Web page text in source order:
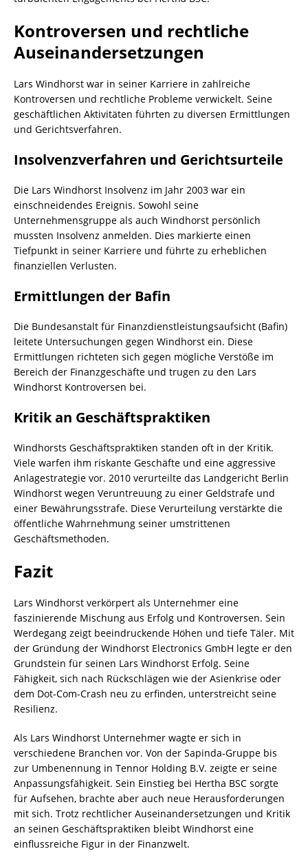
Kontroversen und rechtliche
Auseinandersetzungen
Lars Windhorst war in seiner Karriere in zahlreiche
Kontroversen und rechtliche Probleme verwickelt. Seine
geschäftlichen Aktivitäten führten zu diversen Ermittlungen
und Gerichtsverfahren.
Insolvenzverfahren und Gerichtsurteile
Die Lars Windhorst Insolvenz im Jahr 2003 war ein
einschneidendes Ereignis. Sowohl seine
Unternehmensgruppe als auch Windhorst persönlich
mussten Insolvenz anmelden. Dies markierte einen
Tiefpunkt in seiner Karriere und führte zu erheblichen
finanziellen Verlusten.
Ermittlungen der Bafin
Die Bundesanstalt für Finanzdienstleistungsaufsicht (Bafin)
leitete Untersuchungen gegen Windhorst ein. Diese
Ermittlungen richteten sich gegen mögliche Verstöße im
Bereich der Finanzgeschäfte und trugen zu den Lars
Windhorst Kontroversen bei.
Kritik an Geschäftspraktiken
Windhorsts Geschäftspraktiken standen oft in der Kritik.
Viele warfen ihm riskante Geschäfte und eine aggressive
Anlagestrategie vor. 2010 verurteilte das Landgericht Berlin
Windhorst wegen Veruntreuung zu einer Geldstrafe und
einer Bewährungsstrafe. Diese Verurteilung verstärkte die
öffentliche Wahrnehmung seiner umstrittenen
Geschäftsmethoden.
Fazit
Lars Windhorst verkörpert als Unternehmer eine
faszinierende Mischung aus Erfolg und Kontroversen. Sein
Werdegang zeigt beeindruckende Höhen und tiefe Täler. Mit
der Gründung der Windhorst Electronics GmbH legte er den
Grundstein für seinen Lars Windhorst Erfolg. Seine
Fähigkeit, sich nach Rückschlägen wie der Asienkrise oder
dem Dot-Com-Crash neu zu erfinden, unterstreicht seine
Resilienz.
Als Lars Windhorst Unternehmer wagte er sich in
verschiedene Branchen vor. Von der Sapinda-Gruppe bis
zur Umbenennung in Tennor Holding B.V. zeigte er seine
Anpassungsfähigkeit. Sein Einstieg bei Hertha BSC sorgte
für Aufsehen, brachte aber auch neue Herausforderungen
mit sich. Trotz rechtlicher Auseinandersetzungen und Kritik
an seinen Geschäftspraktiken bleibt Windhorst eine
einflussreiche Figur in der Finanzwelt.